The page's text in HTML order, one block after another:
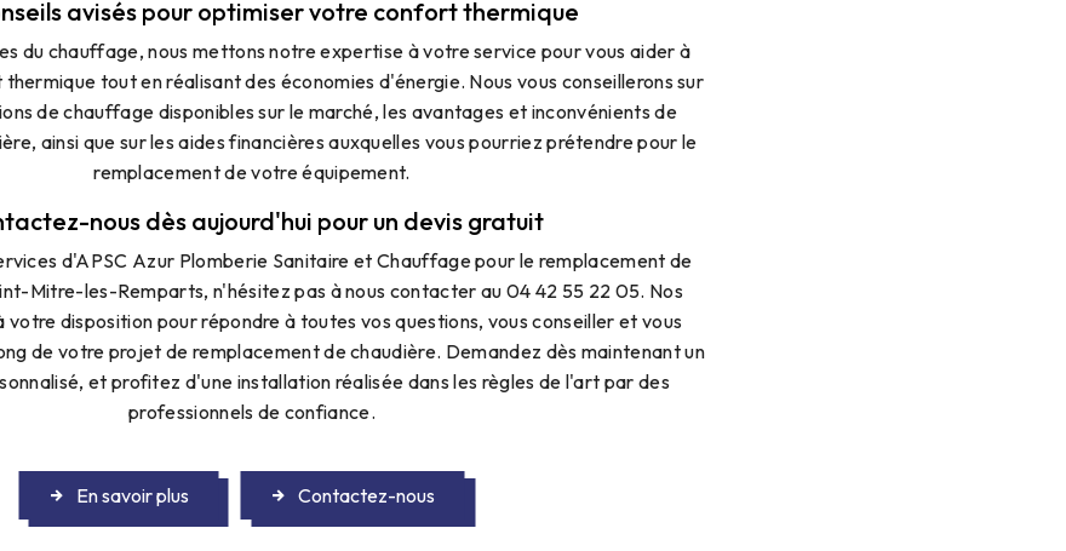
avisés pour optimiser votre confort thermique
du chauffage, nous mettons notre expertise à votre service pour vous aider à
tout en réalisant des économies d'énergie. Nous vous conseillerons sur
de chauffage disponibles sur le marché, les avantages et inconvénients de
ainsi que sur les aides financières auxquelles vous pourriez prétendre pour le
remplacement de votre équipement.
nous dès aujourd'hui pour un devis gratuit
d'APSC Azur Plomberie Sanitaire et Chauffage pour le remplacement de
Mitre-les-Remparts, n'hésitez pas à nous contacter au 04 42 55 22 05. Nos
votre disposition pour répondre à toutes vos questions, vous conseiller et vous
de votre projet de remplacement de chaudière. Demandez dès maintenant un
et profitez d'une installation réalisée dans les règles de l'art par des
professionnels de confiance.
En savoir plus Contactez-nous